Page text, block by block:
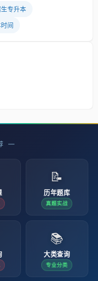
专升本
间
—
📝
历年题库
真题实战
📚
大类查询
专业分类